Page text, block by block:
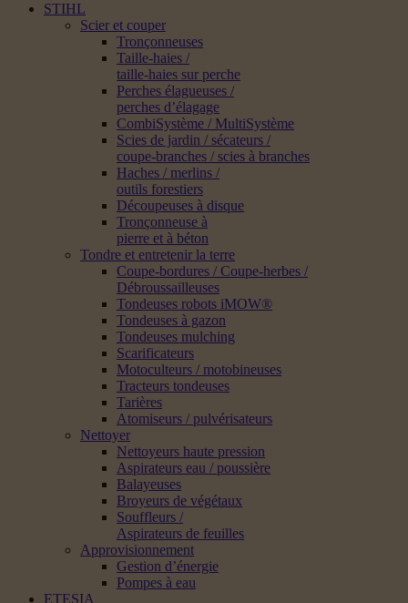
STIHL
Scier et couper
Tronçonneuses
Taille-haies /
taille-haies sur perche
Perches élagueuses /
perches d’élagage
CombiSystème / MultiSystème
Scies de jardin / sécateurs /
coupe-branches / scies à branches
Haches / merlins /
outils forestiers
Découpeuses à disque
Tronçonneuse à
pierre et à béton
Tondre et entretenir la terre
Coupe-bordures / Coupe-herbes /
Débroussailleuses
Tondeuses robots iMOW®
Tondeuses à gazon
Tondeuses mulching
Scarificateurs
Motoculteurs / motobineuses
Tracteurs tondeuses
Tarières
Atomiseurs / pulvérisateurs
Nettoyer
Nettoyeurs haute pression
Aspirateurs eau / poussière
Balayeuses
Broyeurs de végétaux
Souffleurs /
Aspirateurs de feuilles
Approvisionnement
Gestion d’énergie
Pompes à eau
ETESIA